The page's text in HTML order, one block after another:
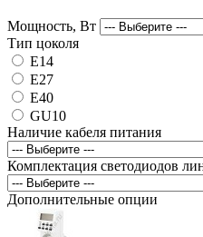
Мощность, Вт
Тип цоколя
Е14
Е27
Е40
GU10
Наличие кабеля питания
Комплектация светодиодов
Дополнительные опции